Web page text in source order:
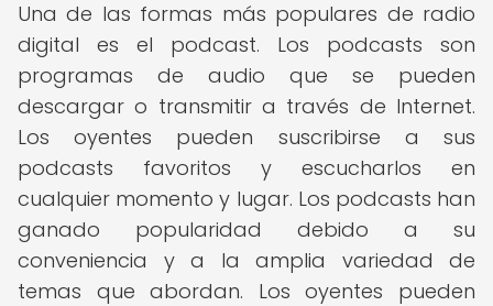
Una de las formas más populares de radio
digital es el podcast. Los podcasts son
programas de audio que se pueden
descargar o transmitir a través de Internet.
Los oyentes pueden suscribirse a sus
podcasts favoritos y escucharlos en
cualquier momento y lugar. Los podcasts han
ganado popularidad debido a su
conveniencia y a la amplia variedad de
temas que abordan. Los oyentes pueden